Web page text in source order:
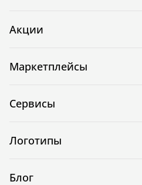
Акции
Маркетплейсы
Сервисы
Логотипы
Блог